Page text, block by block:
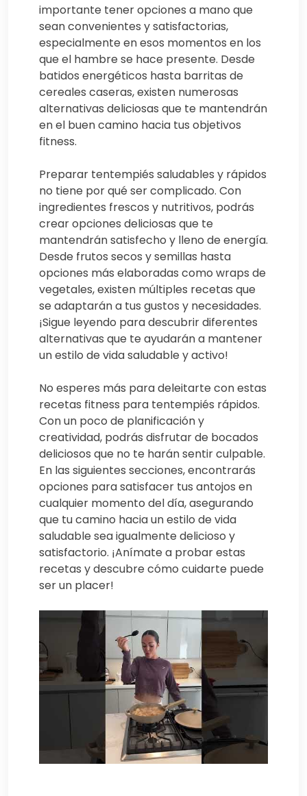
importante tener opciones a mano que
sean convenientes y satisfactorias,
especialmente en esos momentos en los
que el hambre se hace presente. Desde
batidos energéticos hasta barritas de
cereales caseras, existen numerosas
alternativas deliciosas que te mantendrán
en el buen camino hacia tus objetivos
fitness.
Preparar tentempiés saludables y rápidos
no tiene por qué ser complicado. Con
ingredientes frescos y nutritivos, podrás
crear opciones deliciosas que te
mantendrán satisfecho y lleno de energía.
Desde frutos secos y semillas hasta
opciones más elaboradas como wraps de
vegetales, existen múltiples recetas que
se adaptarán a tus gustos y necesidades.
¡Sigue leyendo para descubrir diferentes
alternativas que te ayudarán a mantener
un estilo de vida saludable y activo!
No esperes más para deleitarte con estas
recetas fitness para tentempiés rápidos.
Con un poco de planificación y
creatividad, podrás disfrutar de bocados
deliciosos que no te harán sentir culpable.
En las siguientes secciones, encontrarás
opciones para satisfacer tus antojos en
cualquier momento del día, asegurando
que tu camino hacia un estilo de vida
saludable sea igualmente delicioso y
satisfactorio. ¡Anímate a probar estas
recetas y descubre cómo cuidarte puede
ser un placer!